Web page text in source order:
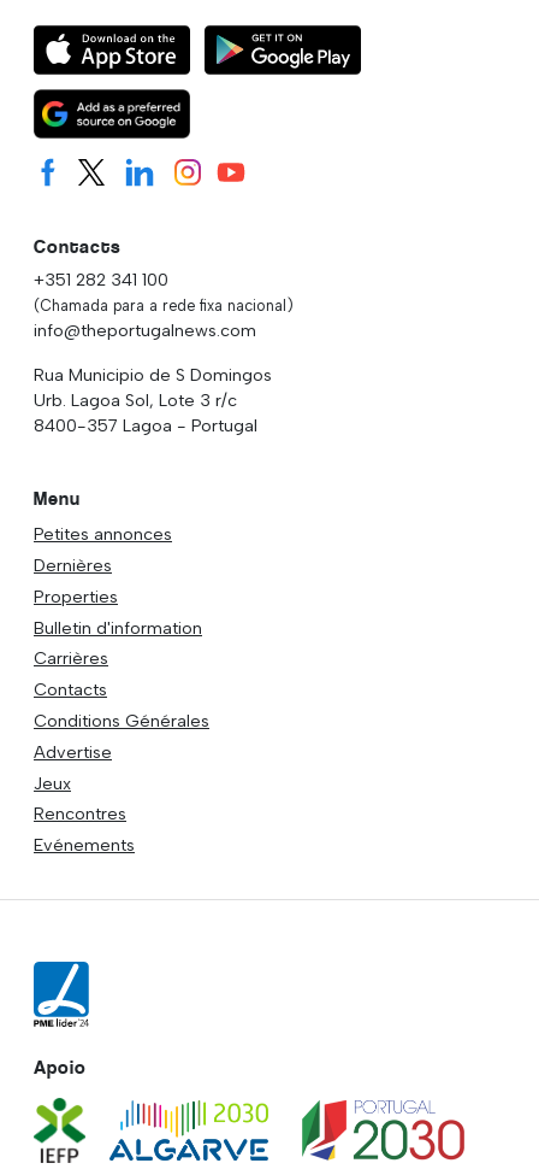
Contacts
+351 282 341 100
(Chamada para a rede fixa nacional)
info@theportugalnews.com
Rua Municipio de S Domingos
Urb. Lagoa Sol, Lote 3 r/c
8400-357 Lagoa - Portugal
Menu
Petites annonces
Dernières
Properties
Bulletin d'information
Carrières
Contacts
Conditions Générales
Advertise
Jeux
Rencontres
Evénements
Apoio